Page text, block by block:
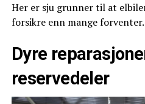
Her er sju grunner til at
forsikre enn mange forventer.
Dyre
reservedeler